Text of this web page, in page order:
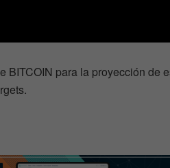
BITCOIN para la proyección de